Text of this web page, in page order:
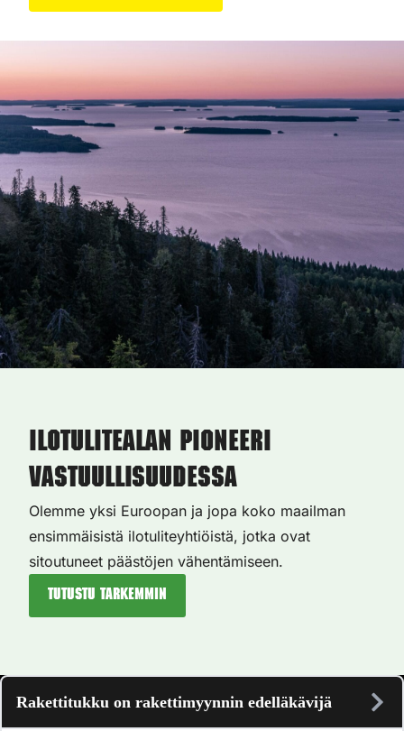
Ilotulitealan pioneeri
vastuullisuudessa
Olemme yksi Euroopan ja jopa koko maailman
ensimmäisistä ilotuliteyhtiöistä, jotka ovat
sitoutuneet päästöjen vähentämiseen.
Tutustu tarkemmin
Rakettitukku on rakettimyynnin edelläkävijä